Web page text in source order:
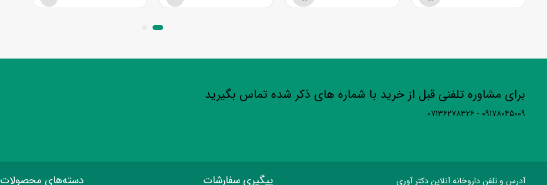
برای مشاوره تلفنی قبل از خرید با شماره های ذکر شده تماس بگیرید
۰۹۱۷۸۰۴۵۰۰۹ - ۰۷۱۳۶۲۷۸۳۲۶
آدرس و تلفن داروخانه آنلاین دکتر آوری پیگیری سفارشات دسته‌های محصولات